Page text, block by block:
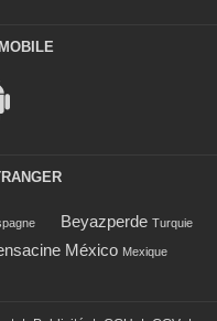
Beyazperde Turquie
México Mexique